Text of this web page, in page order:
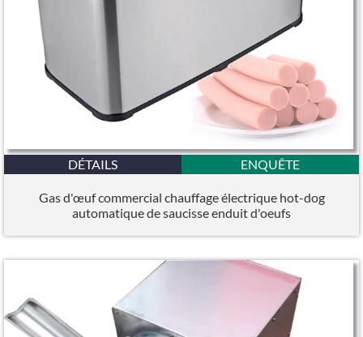
DÉTAILS ENQUÊTE
Gas d'œuf commercial chauffage électrique hot-dog
automatique de saucisse enduit d'oeufs